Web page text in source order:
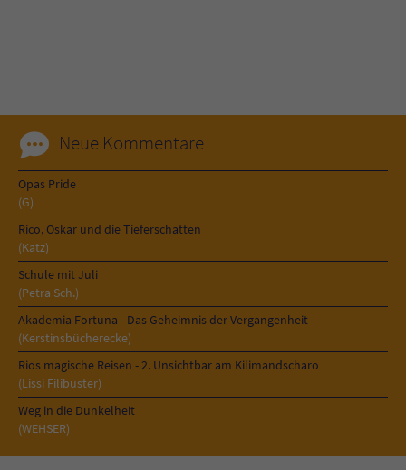
Neue Kommentare
Opas Pride
(G)
Rico, Oskar und die Tieferschatten
(Katz)
Schule mit Juli
(Petra Sch.)
Akademia Fortuna - Das Geheimnis der Vergangenheit
(Kerstinsbücherecke)
Rios magische Reisen - 2. Unsichtbar am Kilimandscharo
(Lissi Filibuster)
Weg in die Dunkelheit
(WEHSER)
Zweck Cookie für Kommentare einzelner Buchtitel
Name fe_typo_user
Anbieter
Laufzeit Session
Zweck
Dieses Cookie gewährleistet die
Kommunikation der Webseite mit dem
Sicherheitscode des Kontaktformulars zu